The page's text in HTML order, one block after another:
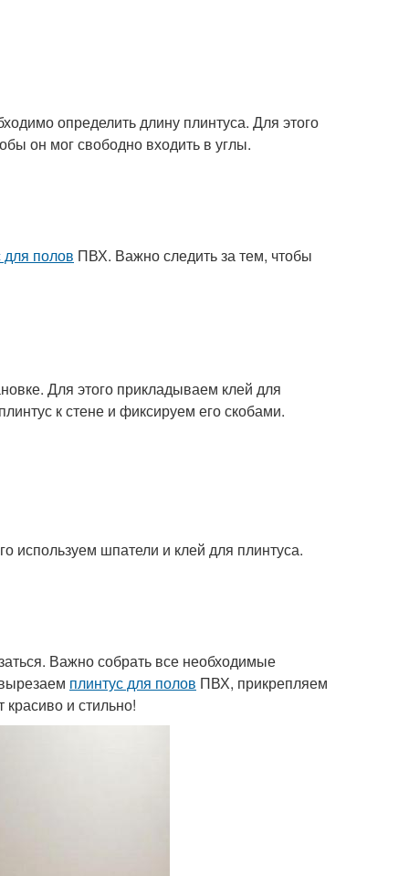
определить длину плинтуса. Для этого
он мог свободно входить в углы.
для полов ПВХ. Важно следить за тем, чтобы
Для этого прикладываем клей для
к стене и фиксируем его скобами.
используем шпатели и клей для плинтуса.
Важно собрать все необходимые
плинтус для полов ПВХ, прикрепляем
и стильно!